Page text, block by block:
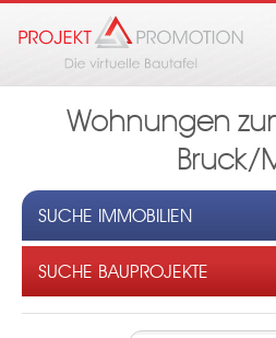
Wohnungen
Bruck/
SUCHE IMMOBILIEN
SUCHE BAUPROJEKTE